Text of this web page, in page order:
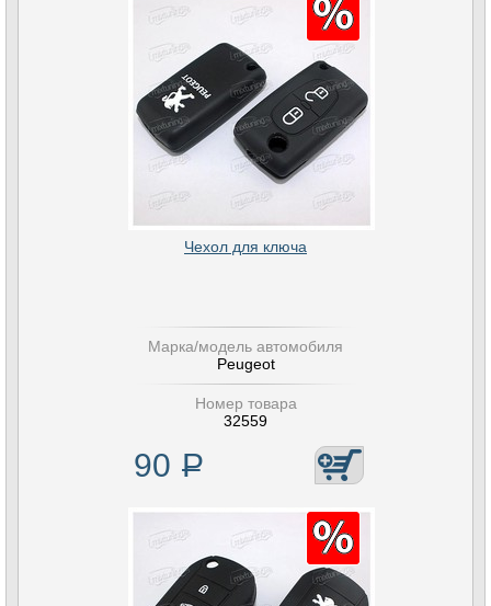
Чехол для ключа
Марка/модель автомобиля
Peugeot
Номер товара
32559
90 Р